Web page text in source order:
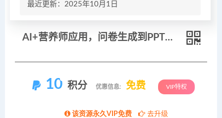
最近更新：2025年10月1日
AI+营养师应用，问卷生成到PPT制作，知识库管理，客户智能档案建立，助力营养领域工作
10 积分 优惠信息: 免费 VIP特权
该资源永久VIP免费 去升级